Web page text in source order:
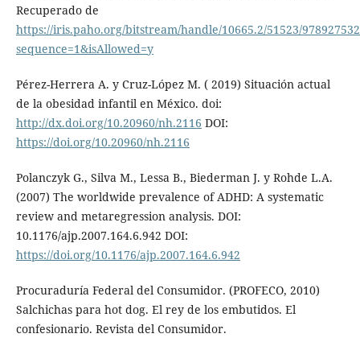
Recuperado de
https://iris.paho.org/bitstream/handle/10665.2/51523/
sequence=1&isAllowed=y
Pérez-Herrera A. y Cruz-López M. ( 2019) Situación actual
de la obesidad infantil en México. doi:
http://dx.doi.org/10.20960/nh.2116 DOI:
https://doi.org/10.20960/nh.2116
Polanczyk G., Silva M., Lessa B., Biederman J. y Rohde L.A.
(2007) The worldwide prevalence of ADHD: A systematic
review and metaregression analysis. DOI:
10.1176/ajp.2007.164.6.942 DOI:
https://doi.org/10.1176/ajp.2007.164.6.942
Procuraduría Federal del Consumidor. (PROFECO, 2010)
Salchichas para hot dog. El rey de los embutidos. El
confesionario. Revista del Consumidor.